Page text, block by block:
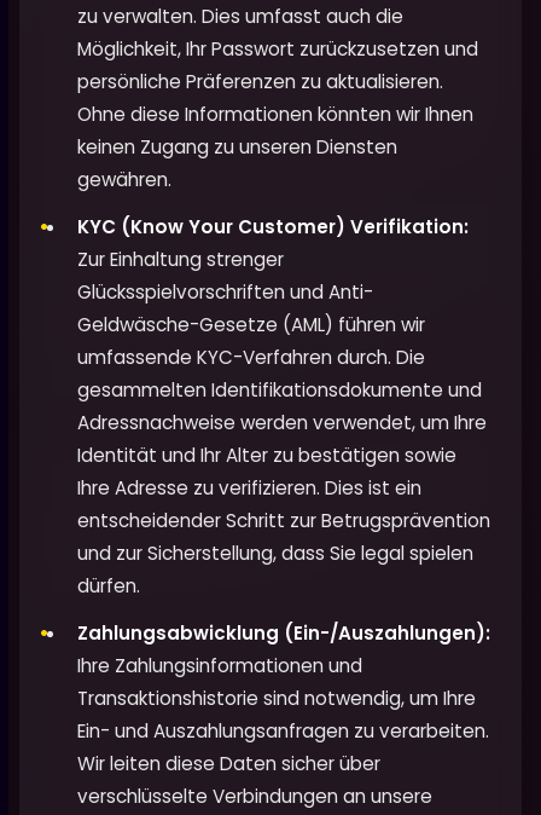
zu verwalten. Dies umfasst auch die
Möglichkeit, Ihr Passwort zurückzusetzen und
persönliche Präferenzen zu aktualisieren.
Ohne diese Informationen könnten wir Ihnen
keinen Zugang zu unseren Diensten
gewähren.
KYC (Know Your Customer) Verifikation:
Zur Einhaltung strenger
Glücksspielvorschriften und Anti-
Geldwäsche-Gesetze (AML) führen wir
umfassende KYC-Verfahren durch. Die
gesammelten Identifikationsdokumente und
Adressnachweise werden verwendet, um Ihre
Identität und Ihr Alter zu bestätigen sowie
Ihre Adresse zu verifizieren. Dies ist ein
entscheidender Schritt zur Betrugsprävention
und zur Sicherstellung, dass Sie legal spielen
dürfen.
Zahlungsabwicklung (Ein-/Auszahlungen):
Ihre Zahlungsinformationen und
Transaktionshistorie sind notwendig, um Ihre
Ein- und Auszahlungsanfragen zu verarbeiten.
Wir leiten diese Daten sicher über
verschlüsselte Verbindungen an unsere